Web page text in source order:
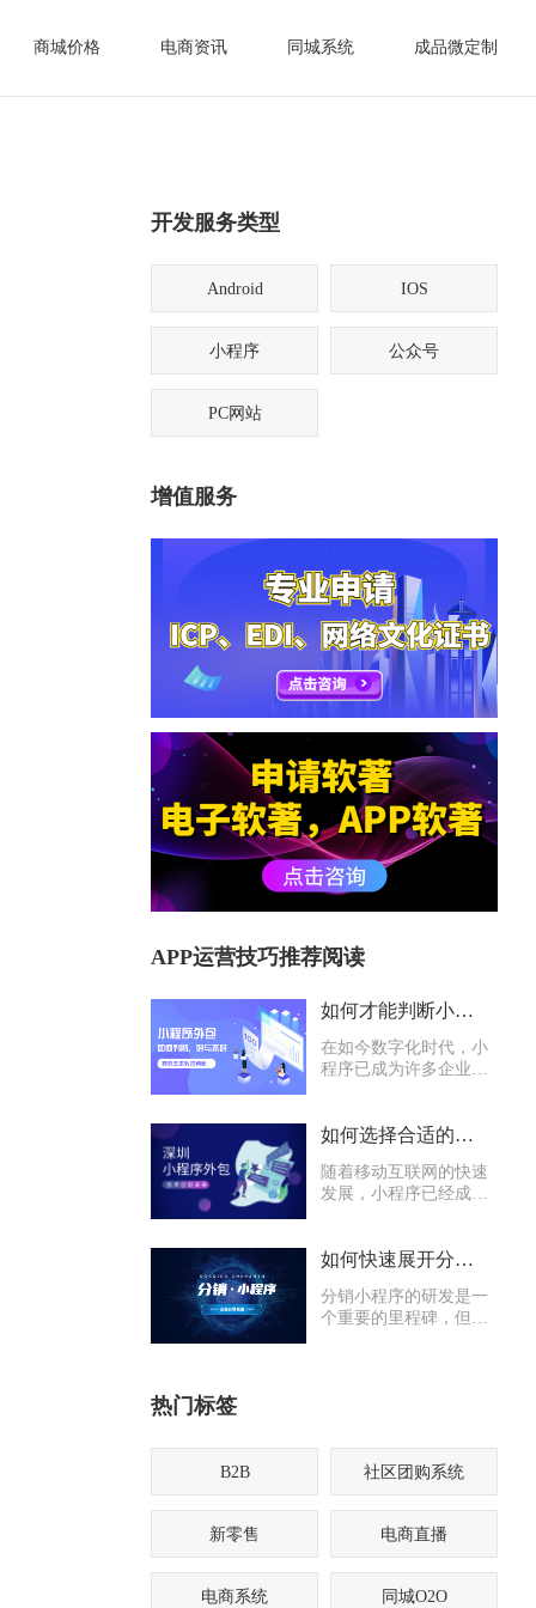
商城价格 电商资讯 同城系统 成品微定制
开发服务类型
Android IOS
小程序 公众号
PC网站
增值服务
APP运营技巧推荐阅读
如何才能判断小程序外包公司好与不好？
在如今数字化时代，小
程序已成为许多企业与
业来说，开发小程序可
队，这就需要考虑选择
外包公司进行合作。
如何选择合适的深圳小程序外包合作伙伴
随着移动互联网的快速
发展，小程序已经成为
于一些规模较小或资源
和维护一个小程序可能
是一项巨大的挑战。
如何快速展开分销小程序的地推工作？
分销小程序的研发是一
个重要的里程碑，但仅
热门标签
B2B 社区团购系统
新零售 电商直播
电商系统 同城O2O